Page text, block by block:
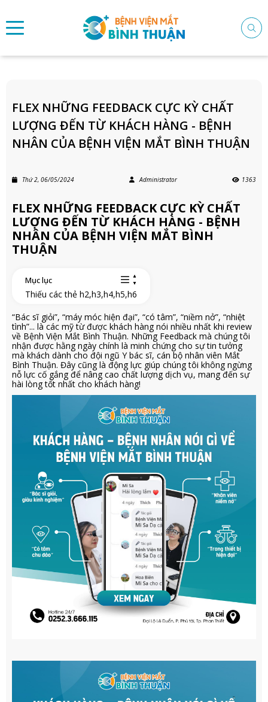
FLEX NHỮNG FEEDBACK CỰC KỲ CHẤT
LƯỢNG ĐẾN TỪ KHÁCH HÀNG - BỆNH
NHÂN CỦA BỆNH VIỆN MẮT BÌNH THUẬN
Thứ 2, 06/05/2024 Administrator 1363
FLEX NHỮNG FEEDBACK CỰC KỲ CHẤT
LƯỢNG ĐẾN TỪ KHÁCH HÀNG - BỆNH
NHÂN CỦA BỆNH VIỆN MẮT BÌNH
THUẬN
Mục lục
Thiếu các thẻ h2,h3,h4,h5,h6
“Bác sĩ giỏi”, “máy móc hiện đại”, “có tâm”, “niềm nở”, “nhiệt
tình”... là các mỹ từ được khách hàng nói nhiều nhất khi review
về Bệnh Viện Mắt Bình Thuận. Những Feedback mà chúng tôi
nhận được hằng ngày chính là minh chứng cho sự tin tưởng
mà khách dành cho đội ngũ Y bác sĩ, cán bộ nhân viên Mắt
Bình Thuận. Đây cũng là động lực giúp chúng tôi không ngừng
nỗ lực cố gắng để nâng cao chất lượng dịch vụ, mang đến sự
hài lòng tốt nhất cho khách hàng!